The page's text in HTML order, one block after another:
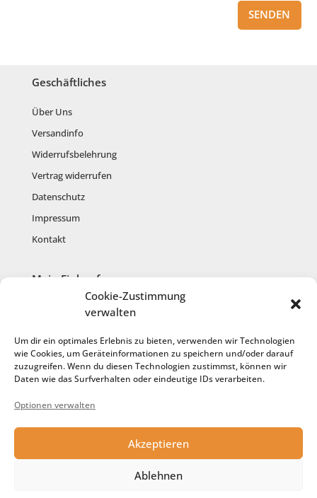
Cookie-Zustimmung
verwalten
Um dir ein optimales Erlebnis zu bieten, verwenden wir Technologien
wie Cookies, um Geräteinformationen zu speichern und/oder darauf
zuzugreifen. Wenn du diesen Technologien zustimmst, können wir
Daten wie das Surfverhalten oder eindeutige IDs verarbeiten.
Optionen verwalten
Akzeptieren
Ablehnen
SENDEN
Geschäftliches
Über Uns
Versandinfo
Widerrufsbelehrung
Vertrag widerrufen
Datenschutz
Impressum
Kontakt
Mein Einkauf
Kasse
Anmelden